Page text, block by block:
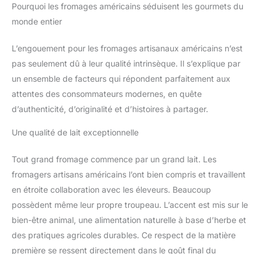
Pourquoi les fromages américains séduisent les gourmets du
monde entier
L’engouement pour les fromages artisanaux américains n’est
pas seulement dû à leur qualité intrinsèque. Il s’explique par
un ensemble de facteurs qui répondent parfaitement aux
attentes des consommateurs modernes, en quête
d’authenticité, d’originalité et d’histoires à partager.
Une qualité de lait exceptionnelle
Tout grand fromage commence par un grand lait. Les
fromagers artisans américains l’ont bien compris et travaillent
en étroite collaboration avec les éleveurs. Beaucoup
possèdent même leur propre troupeau. L’accent est mis sur le
bien-être animal, une alimentation naturelle à base d’herbe et
des pratiques agricoles durables. Ce respect de la matière
première se ressent directement dans le goût final du